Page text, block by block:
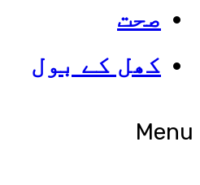
صحت
کھل کے بول
Menu